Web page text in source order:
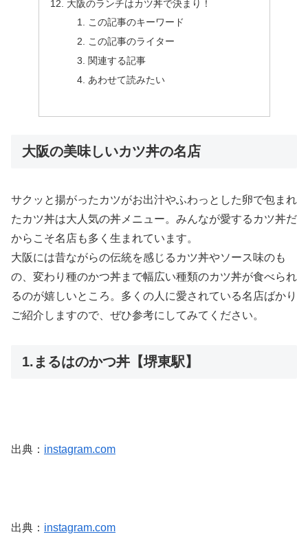
大阪のランチはカツ丼で決まり！
この記事のキーワード
この記事のライター
関連する記事
あわせて読みたい
大阪の美味しいカツ丼の名店
サクッと揚がったカツがお出汁やふわっとした卵で包まれ
たカツ丼は大人気の丼メニュー。みんなが愛するカツ丼だ
からこそ名店も多く生まれています。
大阪には昔ながらの伝統を感じるカツ丼やソース味のも
の、変わり種のかつ丼まで幅広い種類のカツ丼が食べられ
るのが嬉しいところ。多くの人に愛されている名店ばかり
ご紹介しますので、ぜひ参考にしてみてください。
1.まるはのかつ丼【堺東駅】
出典： instagram.com
出典： instagram.com